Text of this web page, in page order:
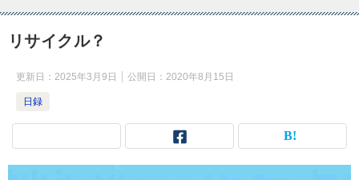
リサイクル？
更新日： 2025年3月9日 公開日： 2020年8月15日
日録